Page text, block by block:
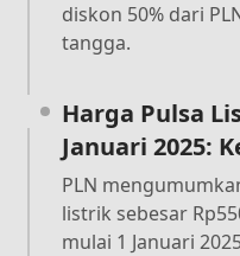
diskon 50% dari
tangga.
Harga Pulsa
Januari 2025:
PLN
listrik sebesar
mulai 1 Januari